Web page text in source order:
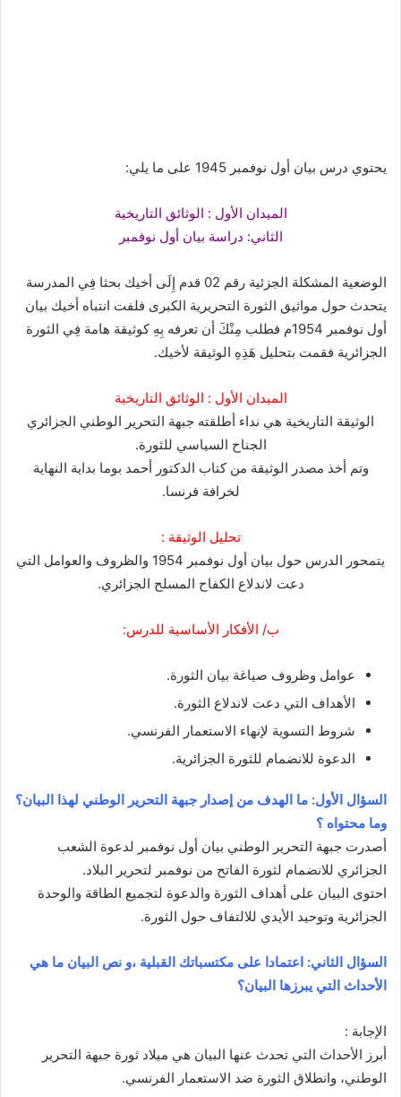
يحتوي درس بيان أول نوفمبر 1945 على ما يلي:
الميدان الأول : الوثائق التاريخية
الثاني: دراسة بيان أول نوفمبر
الوضعية المشكلة الجزئية رقم 02 قدم إِلَى أخيك بحثا فِي المدرسة
يتحدث حول مواثيق الثورة التحريرية الكبرى فلفت انتباه أخيك بيان
أول نوفمبر 1954م فطلب مِنْكَ أن تعرفه بِهِ كوثيقة هامة فِي الثورة
الجزائرية فقمت بتحليل هَذِهِ الوثيقة لأخيك.
الميدان الأول : الوثائق التاريخية
الوثيقة التاريخية هي نداء أطلقته جبهة التحرير الوطني الجزائري
الجناح السياسي للثورة.
وتم أخذ مصدر الوثيقة من كتاب الدكتور أحمد بوما بداية النهاية
لخرافة فرنسا.
تحليل الوثيقة :
يتمحور الدرس حول بيان أول نوفمبر 1954 والظروف والعوامل التي
دعت لاندلاع الكفاح المسلح الجزائري.
ب/ الأفكار الأساسية للدرس:
عوامل وظروف صياغة بيان الثورة.
الأهداف التي دعت لاندلاع الثورة.
شروط التسوية لإنهاء الاستعمار الفرنسي.
الدعوة للانضمام للثورة الجزائرية.
السؤال الأول: ما الهدف من إصدار جبهة التحرير الوطني لهذا البيان؟
وما محتواه ؟
أصدرت جبهة التحرير الوطني بيان أول نوفمبر لدعوة الشعب
الجزائري للانضمام لثورة الفاتح من نوفمبر لتحرير البلاد.
احتوى البيان على أهداف الثورة والدعوة لتجميع الطاقة والوحدة
الجزائرية وتوحيد الأيدي للالتفاف حول الثورة.
السؤال الثاني: اعتمادا على مكتسباتك القبلية ،و نص البيان ما هي
الأحداث التي يبرزها البيان؟
الإجابة :
أبرز الأحداث التي تحدث عنها البيان هي ميلاد ثورة جبهة التحرير
الوطني، وانطلاق الثورة ضد الاستعمار الفرنسي.